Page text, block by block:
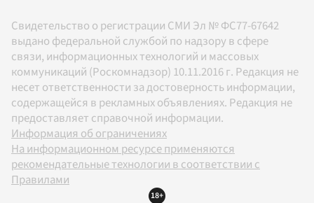
Свидетельство о регистрации СМИ Эл № ФС77-67642
выдано федеральной службой по надзору в сфере
связи, информационных технологий и массовых
коммуникаций (Роскомнадзор) 10.11.2016 г. Редакция не
несет ответственности за достоверность информации,
содержащейся в рекламных объявлениях. Редакция не
предоставляет справочной информации.
Информация об ограничениях
На информационном ресурсе применяются
рекомендательные технологии в соответствии с
Правилами
18+